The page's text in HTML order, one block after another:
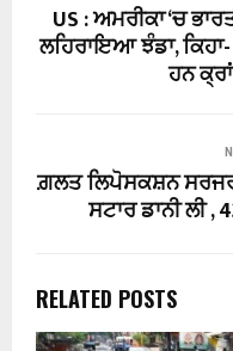
US : ਅਮਰੀਕਾ ‘ਚ
ਲਹਿਰਾਇਆ ਝੰਡਾ,
ਹਨ
ਗ਼ਲਤ ਲਿਪੋਸਕਸ਼ਨ
ਸਟਾਰ ਡਾਨੀ ਲੀ
RELATED POSTS